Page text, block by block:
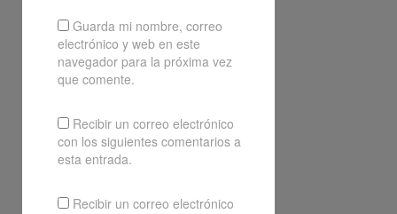
Guarda mi nombre, correo
electrónico y web en este
navegador para la próxima vez
que comente.
Recibir un correo electrónico
con los siguientes comentarios a
esta entrada.
Recibir un correo electrónico